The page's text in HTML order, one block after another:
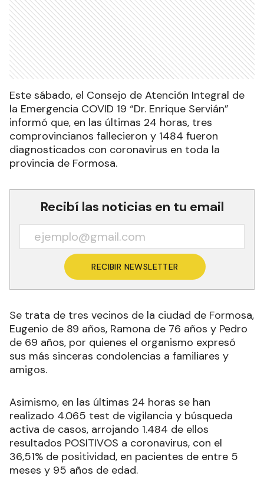
Este sábado, el Consejo de Atención Integral de
la Emergencia COVID 19 “Dr. Enrique Servián”
informó que, en las últimas 24 horas, tres
comprovincianos fallecieron y 1484 fueron
diagnosticados con coronavirus en toda la
provincia de Formosa.
Recibí las noticias en tu email
RECIBIR NEWSLETTER
Se trata de tres vecinos de la ciudad de Formosa,
Eugenio de 89 años, Ramona de 76 años y Pedro
de 69 años, por quienes el organismo expresó
sus más sinceras condolencias a familiares y
amigos.
Asimismo, en las últimas 24 horas se han
realizado 4.065 test de vigilancia y búsqueda
activa de casos, arrojando 1.484 de ellos
resultados POSITIVOS a coronavirus, con el
36,51% de positividad, en pacientes de entre 5
meses y 95 años de edad.